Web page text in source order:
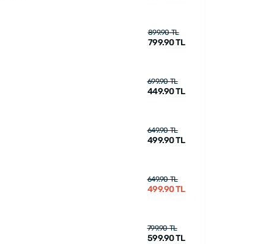
899.90 TL
799.90 TL
699.90 TL
449.90 TL
649.90 TL
499.90 TL
649.90 TL
499.90 TL
799.90 TL
599.90 TL